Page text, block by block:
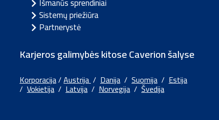
Sistemų priežiūra
Partnerystė
Karjeros galimybės kitose Caverion šalyse
Korporacija/Austrija/ Danija / Suomija / Estija
/ Vokietija / Latvija / Norvegija / Švedija